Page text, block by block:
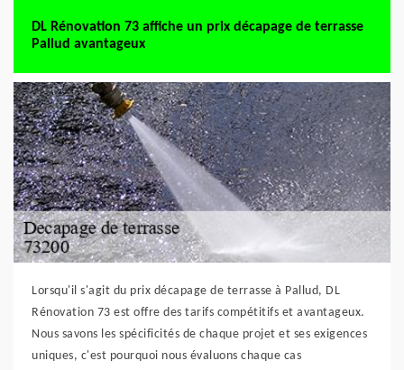
DL Rénovation 73 affiche un prix décapage de terrasse
Pallud avantageux
Lorsqu'il s'agit du prix décapage de terrasse à Pallud, DL
Rénovation 73 est offre des tarifs compétitifs et avantageux.
Nous savons les spécificités de chaque projet et ses exigences
uniques, c'est pourquoi nous évaluons chaque cas